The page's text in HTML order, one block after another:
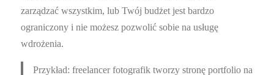
zarządzać wszystkim, lub Twój budżet jest bardzo
ograniczony i nie możesz pozwolić sobie na usługę
wdrożenia.
Przykład: freelancer fotografik tworzy stronę portfolio na